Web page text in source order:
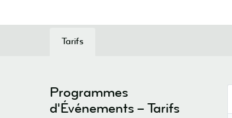
Tarifs
Programmes
d'Événements – Tarifs